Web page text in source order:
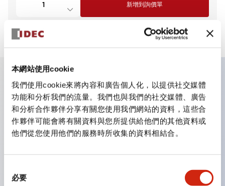
本網站使用cookie
我們使用cookie來將內容和廣告個人化，以提供社交媒體
功能和分析我們的流量。我們也與我們的社交媒體、廣告
和分析合作夥伴分享有關您使用我們網站的資料，這些合
作夥伴可能會將有關資料與您所提供給他們的其他資料或
他們從您使用他們的服務時所收集的資料相結合。
必要
新增到詢價單
主要特點
操作面板的凹凸減少，呈現銳利感。
支援分離型／單板式
按鈕開關、選擇開關、帶鎖選擇開關最多3c接點。